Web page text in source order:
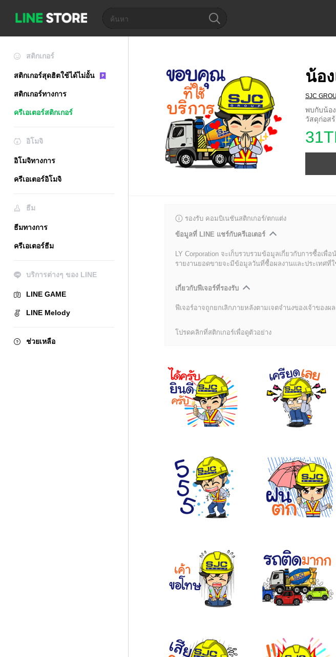
สติกเกอร์
สติกเกอร์สุดฮิตใช้ได้ไม่อั้น
สติกเกอร์ทางการ
ครีเอเตอร์สติกเกอร์
อิโมจิ
อิโมจิทางการ
ครีเอเตอร์อิโมจิ
ธีม
ธีมทางการ
ครีเอเตอร์ธีม
บริการต่างๆ ของ LINE
LINE GAME
LINE Melody
ช่วยเหลือ
น้อ
SJC
พบกับน้อ
วัสดุก่อส
รองรับ คอมบิเนชันสติกเกอร์/ตกแต่ง
ข้อมูลที่ LINE แชร์กับครีเอเตอร์
LY Corporation จะเก็บรวบรวมข้อมูลเกี่ยวกับการซื้อเพื่
รายงานยอดขายจะมีข้อมูลวันที่ซื้อผลงานและประเทศ
เกี่ยวกับฟีเจอร์ที่รองรับ
ฟีเจอร์อาจถูกยกเลิกภายหลังตามเจตจำนงของเจ้าของผ
โปรดคลิกที่สติกเกอร์เพื่อดูตัวอย่าง